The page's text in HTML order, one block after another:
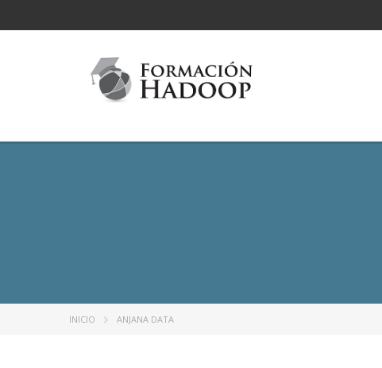
INICIO ANJANA DATA